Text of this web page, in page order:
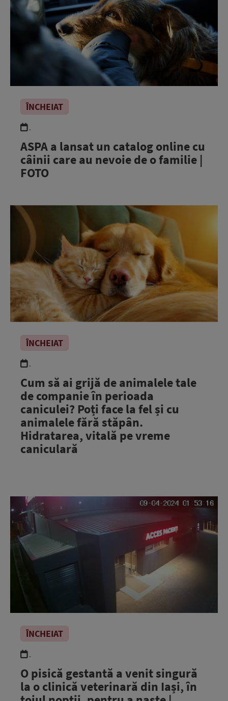
ÎNCHEIAT
.
ASPA a lansat un catalog online cu
câinii care au nevoie de o familie |
FOTO
ÎNCHEIAT
.
Cum să ai grijă de animalele tale
de companie în perioada
caniculei? Poți face la fel și cu
animalele fără stăpân.
Hidratarea, vitală pe vreme
caniculară
ÎNCHEIAT
.
O pisică gestantă a venit singură
la o clinică veterinară din Iași, în